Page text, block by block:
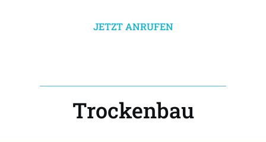
JETZT ANRUFEN
Trockenbau